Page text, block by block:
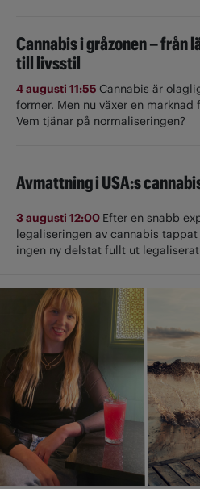
Cannabis i gråzonen – från
till livsstil
4 augusti 11:55 Cannabis är
former. Men nu växer en
Vem tjänar på normaliseringen?
Avmattning i USA:s
3 augusti 12:00 Efter en snabb
legaliseringen av cannabis
ingen ny delstat fullt ut